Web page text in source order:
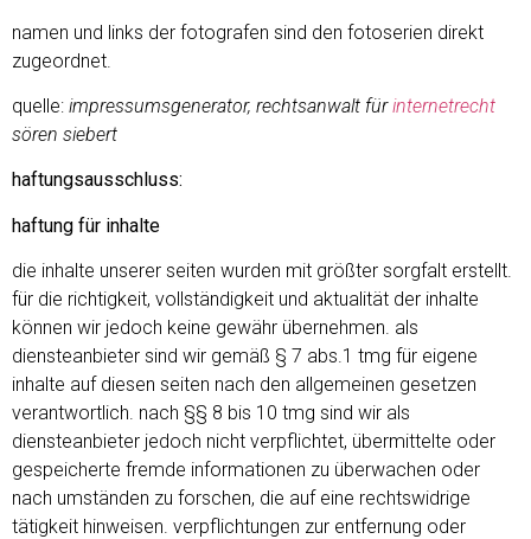
namen und links der fotografen sind den fotoserien direkt
zugeordnet.
quelle: impressumsgenerator, rechtsanwalt fürinternetrecht
sören siebert
haftungsausschluss:
haftung für inhalte
die inhalte unserer seiten wurden mit größter sorgfalt erstellt.
für die richtigkeit, vollständigkeit und aktualität der inhalte
können wir jedoch keine gewähr übernehmen. als
diensteanbieter sind wir gemäß § 7 abs.1 tmg für eigene
inhalte auf diesen seiten nach den allgemeinen gesetzen
verantwortlich. nach §§ 8 bis 10 tmg sind wir als
diensteanbieter jedoch nicht verpflichtet, übermittelte oder
gespeicherte fremde informationen zu überwachen oder
nach umständen zu forschen, die auf eine rechtswidrige
tätigkeit hinweisen. verpflichtungen zur entfernung oder